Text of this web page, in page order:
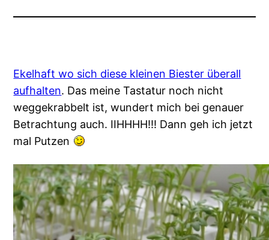
Ekelhaft wo sich diese kleinen Biester überall
aufhalten. Das meine Tastatur noch nicht
weggekrabbelt ist, wundert mich bei genauer
Betrachtung auch. IIHHHH!!! Dann geh ich jetzt
mal Putzen